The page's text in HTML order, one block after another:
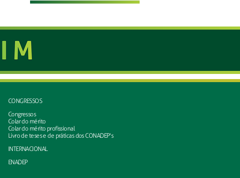
CONGRESSOS
Congressos
Colar do mérito
Colar do mérito profissional
Livro de teses e de práticas dos CONADEP's
INTERNACIONAL
ENADEP